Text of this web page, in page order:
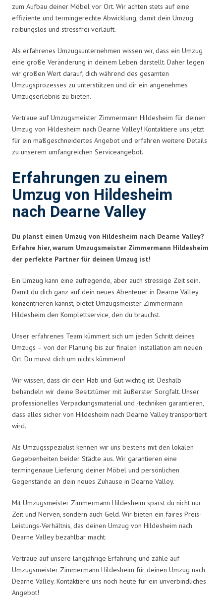
zum Aufbau deiner Möbel vor Ort. Wir achten stets auf eine
effiziente und termingerechte Abwicklung, damit dein Umzug
reibungslos und stressfrei verläuft.
Als erfahrenes Umzugsunternehmen wissen wir, dass ein Umzug
eine große Veränderung in deinem Leben darstellt. Daher legen
wir großen Wert darauf, dich während des gesamten
Umzugsprozesses zu unterstützen und dir ein angenehmes
Umzugserlebnis zu bieten.
Vertraue auf Umzugsmeister Zimmermann Hildesheim für deinen
Umzug von Hildesheim nach Dearne Valley! Kontaktiere uns jetzt
für ein maßgeschneidertes Angebot und erfahren weitere Details
zu unserem umfangreichen Serviceangebot.
Erfahrungen zu einem
Umzug von Hildesheim
nach Dearne Valley
Du planst einen Umzug von Hildesheim nach Dearne Valley?
Erfahre hier, warum Umzugsmeister Zimmermann Hildesheim
der perfekte Partner für deinen Umzug ist!
Ein Umzug kann eine aufregende, aber auch stressige Zeit sein.
Damit du dich ganz auf dein neues Abenteuer in Dearne Valley
konzentrieren kannst, bietet Umzugsmeister Zimmermann
Hildesheim den Komplettservice, den du brauchst.
Unser erfahrenes Team kümmert sich um jeden Schritt deines
Umzugs – von der Planung bis zur finalen Installation am neuen
Ort. Du musst dich um nichts kümmern!
Wir wissen, dass dir dein Hab und Gut wichtig ist. Deshalb
behandeln wir deine Besitztümer mit äußerster Sorgfalt. Unser
professionelles Verpackungsmaterial und -techniken garantieren,
dass alles sicher von Hildesheim nach Dearne Valley transportiert
wird.
Als Umzugsspezialist kennen wir uns bestens mit den lokalen
Gegebenheiten beider Städte aus. Wir garantieren eine
termingenaue Lieferung deiner Möbel und persönlichen
Gegenstände an dein neues Zuhause in Dearne Valley.
Mit Umzugsmeister Zimmermann Hildesheim sparst du nicht nur
Zeit und Nerven, sondern auch Geld. Wir bieten ein faires Preis-
Leistungs-Verhältnis, das deinen Umzug von Hildesheim nach
Dearne Valley bezahlbar macht.
Vertraue auf unsere langjährige Erfahrung und zähle auf
Umzugsmeister Zimmermann Hildesheim für deinen Umzug nach
Dearne Valley. Kontaktiere uns noch heute für ein unverbindliches
Angebot!